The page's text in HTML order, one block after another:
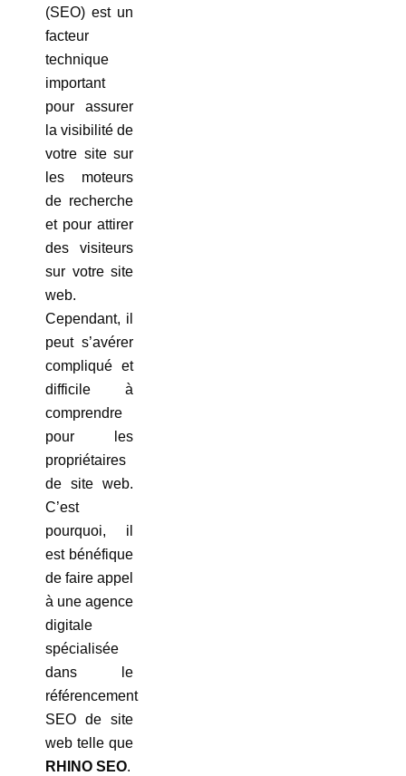
(SEO) est un
facteur
technique
important
pour assurer
la visibilité de
votre site sur
les moteurs
de recherche
et pour attirer
des visiteurs
sur votre site
web.
Cependant, il
peut s’avérer
compliqué et
difficile à
comprendre
pour les
propriétaires
de site web.
C’est
pourquoi, il
est bénéfique
de faire appel
à une agence
digitale
spécialisée
dans le
référencement
SEO de site
web telle que
RHINO SEO.